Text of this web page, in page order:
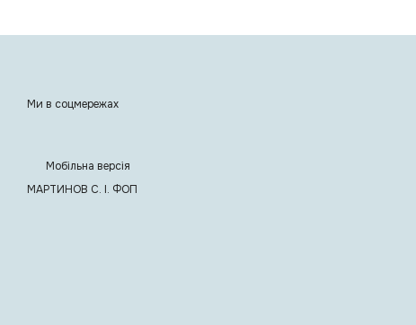
Ми в соцмережах
Мобільна версія
МАРТИНОВ С. I. ФОП